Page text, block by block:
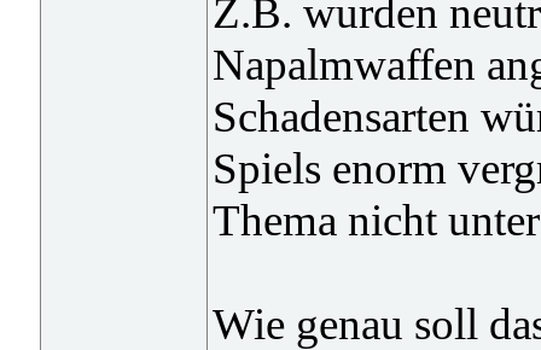
Z.B. wurden
Napalmwaffen
Schadensarten
Spiels enorm
Thema nicht
Wie genau soll